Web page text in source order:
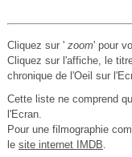
Cliquez sur ' zoom' pour
Cliquez sur l'affiche, le
chronique de l'Oeil sur
Cette liste ne comprend
l'Ecran.
Pour une filmographie
le site internet IMDB.